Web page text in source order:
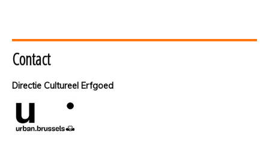
Contact
Directie Cultureel Erfgoed